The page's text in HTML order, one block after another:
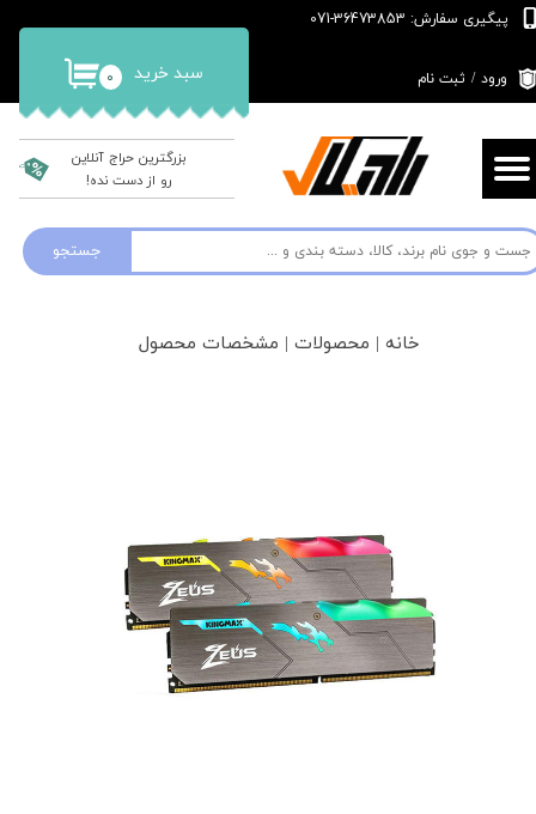
جستجو
پیگیری سفارش: 36473853-071
۰ سبد خرید ورود / ثبت نام
تغییر گذر واژه
سفارشات
بزرگترین حراج آنلاین
رو از دست نده!
خانه | محصولات | مشخصات محصول